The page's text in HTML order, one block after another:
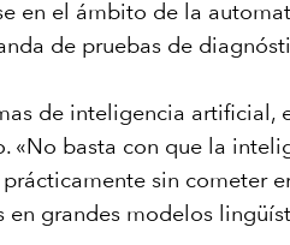
en el ámbito de la
de pruebas de
de inteligencia artificial,
«No basta con que la
sin cometer
grandes modelos